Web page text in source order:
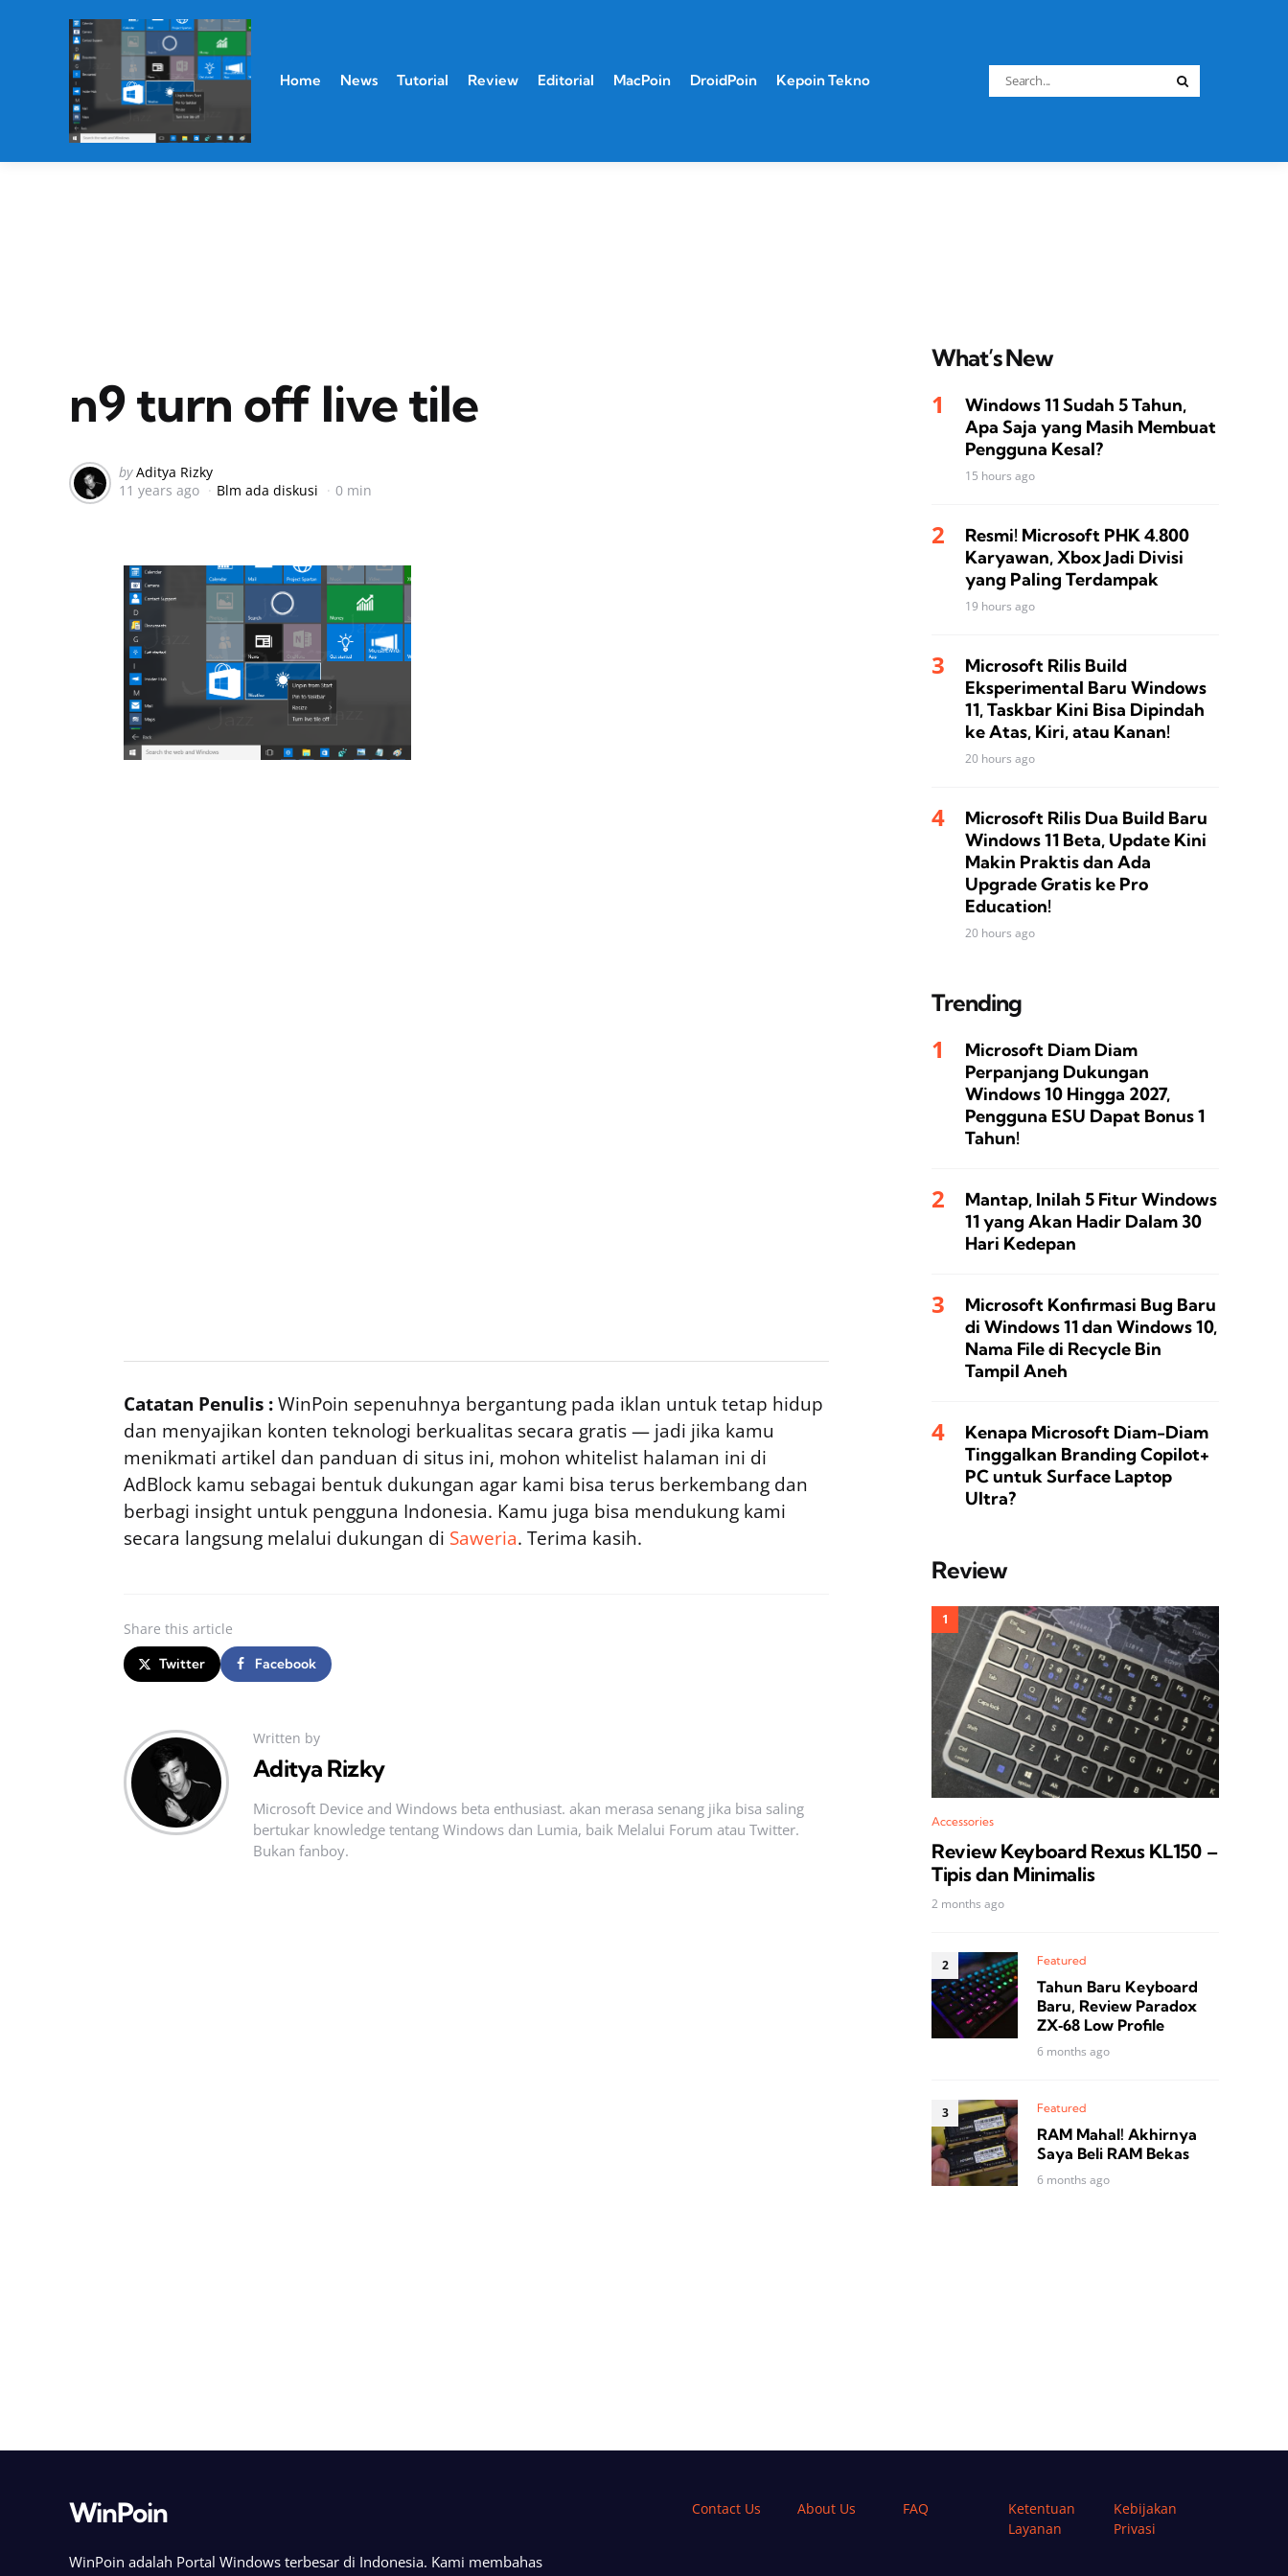
Home News Tutorial Review Editorial MacPoin DroidPoin Kepoin Tekno
Search
for:
n9 turn off live tile
Posted
by
by Aditya Rizky
11 years ago
Blm ada diskusi 0 min
Catatan Penulis :WinPoin sepenuhnya bergantung pada iklan untuk tetap hidup
dan menyajikan konten teknologi berkualitas secara gratis — jadi jika kamu
menikmati artikel dan panduan di situs ini, mohon whitelist halaman ini di
AdBlock kamu sebagai bentuk dukungan agar kami bisa terus berkembang dan
berbagi insight untuk pengguna Indonesia. Kamu juga bisa mendukung kami
secara langsung melalui dukungan di Saweria. Terima kasih.
Share this article
Twitter Facebook
Written by
Aditya Rizky
Microsoft Device and Windows beta enthusiast. akan merasa senang jika bisa saling
bertukar knowledge tentang Windows dan Lumia, baik Melalui Forum atau Twitter.
Bukan fanboy.
What’s New
Windows 11 Sudah 5 Tahun,
Apa Saja yang Masih Membuat
Pengguna Kesal?
15 hours ago
Resmi! Microsoft PHK 4.800
Karyawan, Xbox Jadi Divisi
yang Paling Terdampak
19 hours ago
Microsoft Rilis Build
Eksperimental Baru Windows
11, Taskbar Kini Bisa Dipindah
ke Atas, Kiri, atau Kanan!
20 hours ago
Microsoft Rilis Dua Build Baru
Windows 11 Beta, Update Kini
Makin Praktis dan Ada
Upgrade Gratis ke Pro
Education!
20 hours ago
Trending
Microsoft Diam Diam
Perpanjang Dukungan
Windows 10 Hingga 2027,
Pengguna ESU Dapat Bonus 1
Tahun!
Mantap, Inilah 5 Fitur Windows
11 yang Akan Hadir Dalam 30
Hari Kedepan
Microsoft Konfirmasi Bug Baru
di Windows 11 dan Windows 10,
Nama File di Recycle Bin
Tampil Aneh
Kenapa Microsoft Diam-Diam
Tinggalkan Branding Copilot+
PC untuk Surface Laptop
Ultra?
Review
Accessories
Review Keyboard Rexus KL150 –
Tipis dan Minimalis
2 months ago
Featured
Tahun Baru Keyboard
Baru, Review Paradox
ZX‑68 Low Profile
6 months ago
Featured
RAM Mahal! Akhirnya
Saya Beli RAM Bekas
6 months ago
WinPoin
WinPoin adalah Portal Windows terbesar di Indonesia. Kami membahas
Contact Us About Us FAQ
Ketentuan
Layanan
Kebijakan
Privasi